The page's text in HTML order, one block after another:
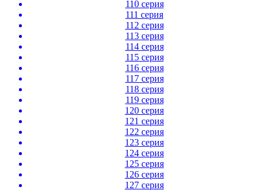
110 серия
111 серия
112 серия
113 серия
114 серия
115 серия
116 серия
117 серия
118 серия
119 серия
120 серия
121 серия
122 серия
123 серия
124 серия
125 серия
126 серия
127 серия